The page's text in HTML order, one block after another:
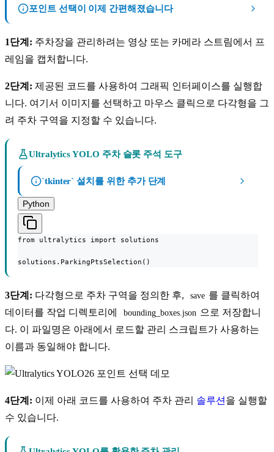
포인트 선택이 이제 간편해졌습니다
1단계: 주차장을 관리하려는 영상 또는 카메라 스트림에서 프
레임을 캡처합니다.
2단계: 제공된 코드를 사용하여 그래픽 인터페이스를 실행합
니다. 여기서 이미지를 선택하고 마우스 클릭으로 다각형을 그
려 주차 구역을 지정할 수 있습니다.
Ultralytics YOLO 주차 슬롯 주석 도구
`tkinter` 설치를 위한 추가 단계
Python
from ultralytics import solutions
solutions.ParkingPtsSelection()
3단계: 다각형으로 주차 구역을 정의한 후, save 를 클릭하여
데이터를 작업 디렉토리에
bounding_boxes.json 으로 저장합니
다. 이 파일명은 아래에서 로드할 관리 스크립트가 사용하는
이름과 동일해야 합니다.
4단계: 이제 아래 코드를 사용하여 주차 관리 솔루션 을 실행할
수 있습니다.